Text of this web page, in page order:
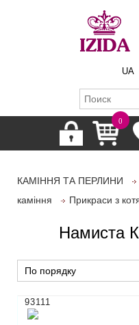
UA
0
КАМІННЯ ТА ПЕРЛИНИ
каміння
Прикраси з
Намиста
По порядку
93111